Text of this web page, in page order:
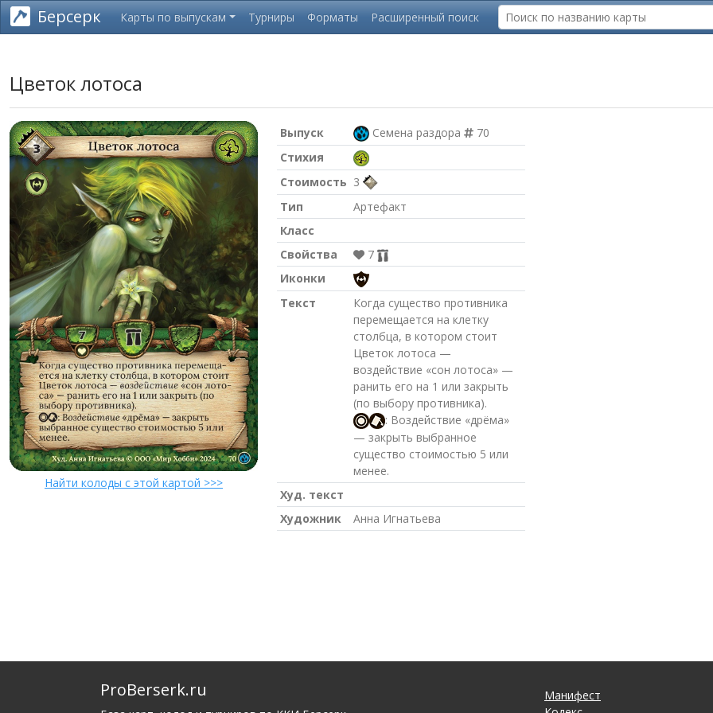
Берсерк Карты по выпускам Турниры Форматы Расширенный поиск
Цветок лотоса
Найти колоды с этой картой >>>
Выпуск Семена раздора
70
Стихия
Стоимость 3
Тип
Артефакт
Класс
Свойства
7
Иконки
Текст
Когда существо противника
перемещается на клетку
столбца, в котором стоит
Цветок лотоса —
воздействие «сон лотоса» —
ранить его на 1 или закрыть
(по выбору противника).
: Воздействие «дрёма»
— закрыть выбранное
существо стоимостью 5 или
менее.
Худ. текст
Художник
Анна Игнатьева
ProBerserk.ru
Манифест